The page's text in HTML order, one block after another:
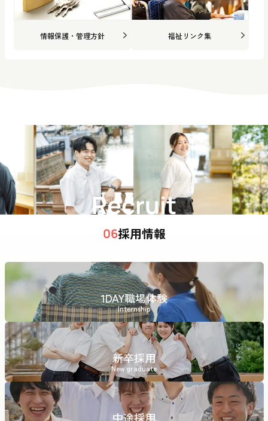
情報保護・管理方針 福祉リンク集
Recruit
06採用情報
1DAY職場体験
Internship
新卒採用
New graduate
中途採用